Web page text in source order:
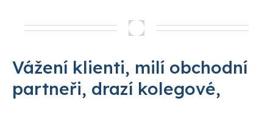
Vážení klienti, milí obchodní
partneři, drazí kolegové,